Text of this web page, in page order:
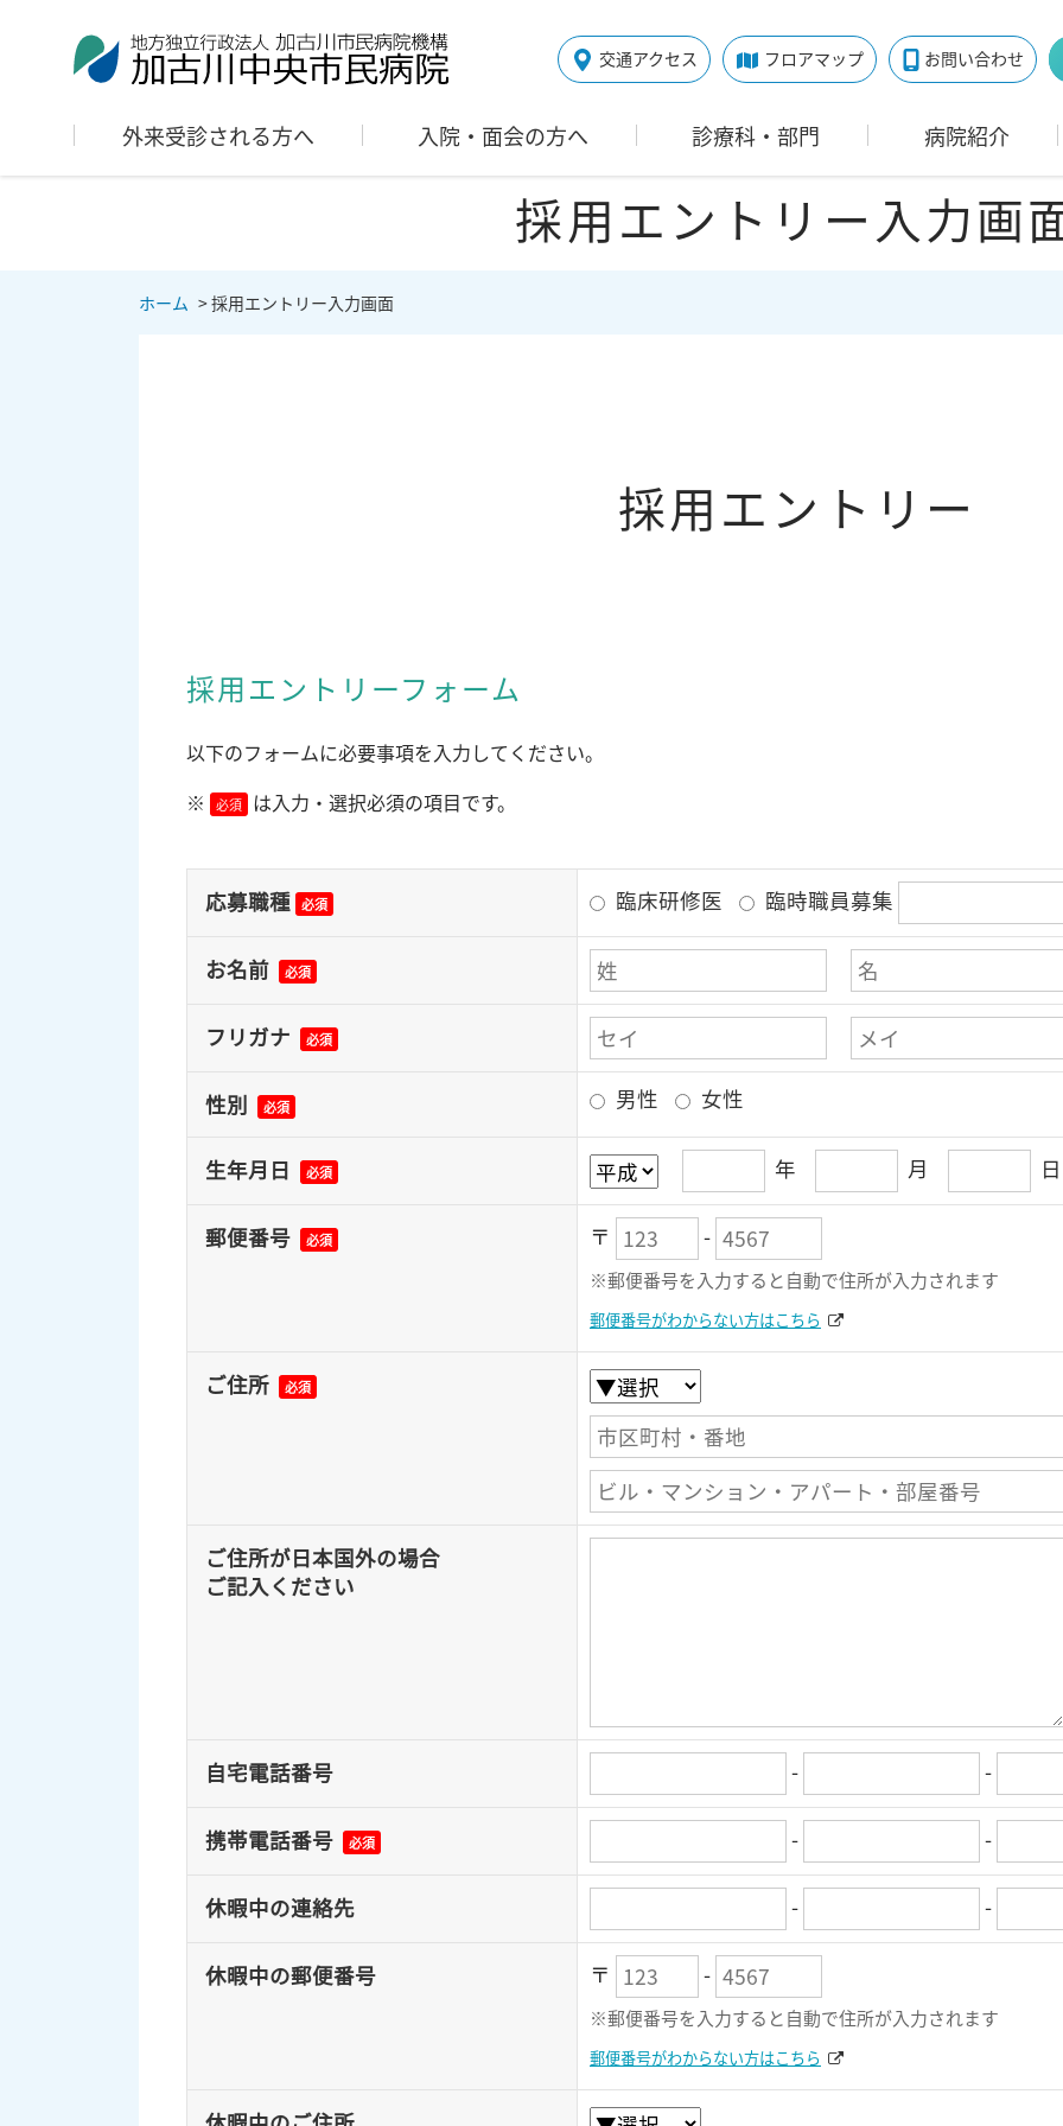
交通アクセス フロアマップ お問い合わせ
外来受診される方へ 入院・面会の方へ 診療科・部門 病院紹介
採用エントリー入力画
ホーム >採用エントリー入力画面
採用エントリー
採用エントリーフォーム
以下のフォームに必要事項を入力してください。
※
必須 は入力・選択必須の項目です。
応募職種 必須 臨床研修医 臨時職員募集
お名前 必須
フリガナ 必須
性別 必須 男性 女性
生年月日 必須 年 月
郵便番号 必須 〒 -
※郵便番号を入力すると自動で住所が入力されます
郵便番号がわからない方はこちら
ご住所 必須
ご住所が日本国外の場合
ご記入ください
自宅電話番号 - -
携帯電話番号 必須 - -
休暇中の連絡先 - -
休暇中の郵便番号 〒 -
※郵便番号を入力すると自動で住所が入力されます
郵便番号がわからない方はこちら